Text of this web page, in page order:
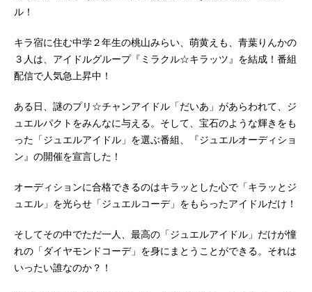
ル！
キラ宿に住む中学２年生の桃山みらい、萌黄えも、青葉りんかの
３人は、アイドルグループ『ミラクル☆キラッツ』を結成！番組
配信で人気急上昇中！
ある日、謎のプリ☆チャンアイドル「だいあ」があらわれて、ジ
ュエルパクトをみんなに与える。そして、宝石のような輝きをも
った「ジュエルアイドル」を選ぶ番組、『ジュエルオーディショ
ン』の開催を宣言した！
オーディションに合格できるのはキラッとした心で「キラッとジ
ュエル」を光らせ「ジュエルコーデ」をもらったアイドルだけ！
そしてその中でただ一人、最高の「ジュエルアイドル」だけが憧
れの「ダイヤモンドコーデ」を身にまとうことができる。それは
いったい誰なのか？！